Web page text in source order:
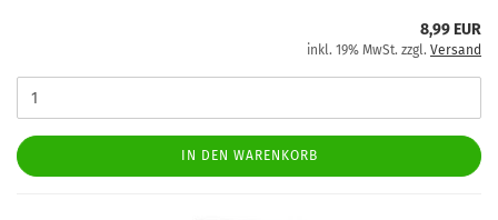
8,99 EUR
inkl. 19% MwSt. zzgl. Versand
IN DEN WARENKORB